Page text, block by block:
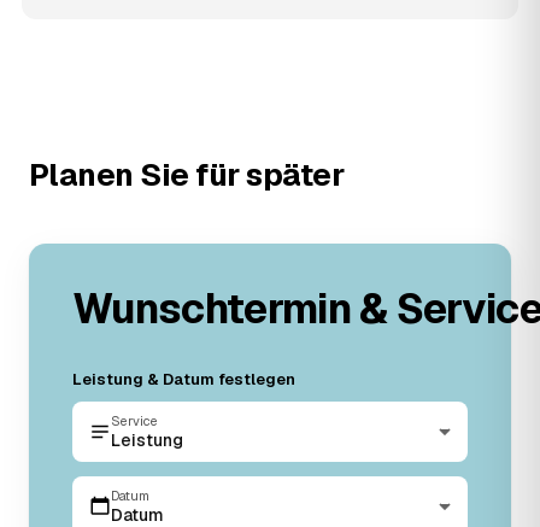
Planen Sie für später
Wunschtermin &
Leistung & Datum festlegen
Service
Leistung
Datum
Datum